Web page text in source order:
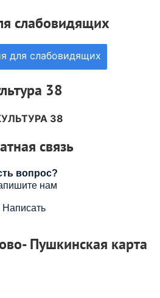
слабовидящих
для слабовидящих
38
38
связь
вопрос?
нам
Написать
Пушкинская карта